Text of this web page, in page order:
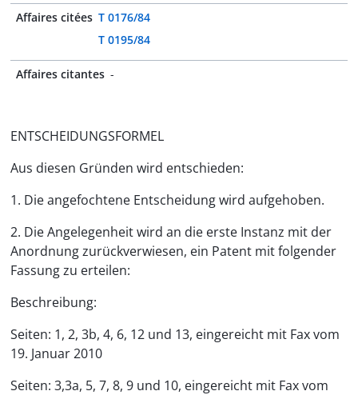
Affaires citées T 0176/84
T 0195/84
Affaires citantes -
ENTSCHEIDUNGSFORMEL
Aus diesen Gründen wird entschieden:
1. Die angefochtene Entscheidung wird aufgehoben.
2. Die Angelegenheit wird an die erste Instanz mit der
Anordnung zurückverwiesen, ein Patent mit folgender
Fassung zu erteilen:
Beschreibung:
Seiten: 1, 2, 3b, 4, 6, 12 und 13, eingereicht mit Fax vom
19. Januar 2010
Seiten: 3,3a, 5, 7, 8, 9 und 10, eingereicht mit Fax vom